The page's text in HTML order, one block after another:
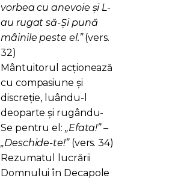
vorbea cu anevoie şi L-
au rugat să-Şi pună
mâinile peste el.”(vers.
32)
Mântuitorul acționează
cu compasiune și
discreție, luându-l
deoparte și rugându-
Se pentru el: „Efata!” –
„Deschide-te!”(vers. 34)
Rezumatul lucrării
Domnului în Decapole